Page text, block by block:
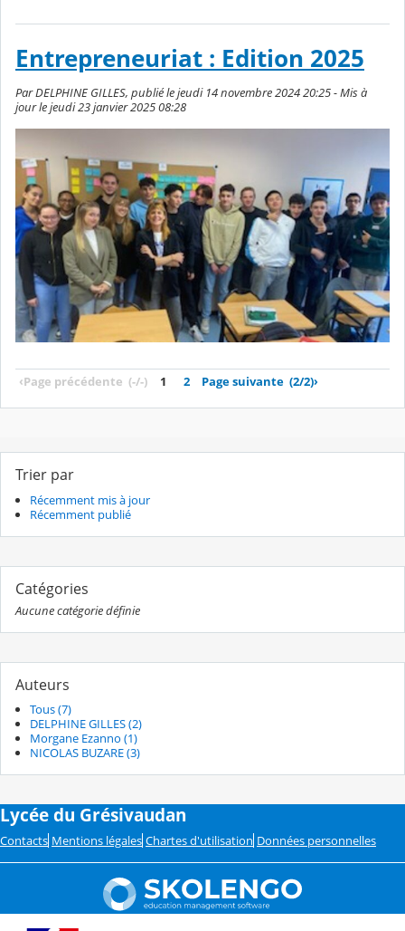
Entrepreneuriat : Edition 2025
Par DELPHINE GILLES, publié le jeudi 14 novembre 2024 20:25 - Mis à
jour le jeudi 23 janvier 2025 08:28
‹Page précédente (-/-) 1 2 Page suivante (2/2)›
Trier par
Récemment mis à jour
Récemment publié
Catégories
Aucune catégorie définie
Auteurs
Tous (7)
DELPHINE GILLES (2)
Morgane Ezanno (1)
NICOLAS BUZARE (3)
Lycée du Grésivaudan
Contacts Mentions légales Chartes d'utilisation Données personnelles